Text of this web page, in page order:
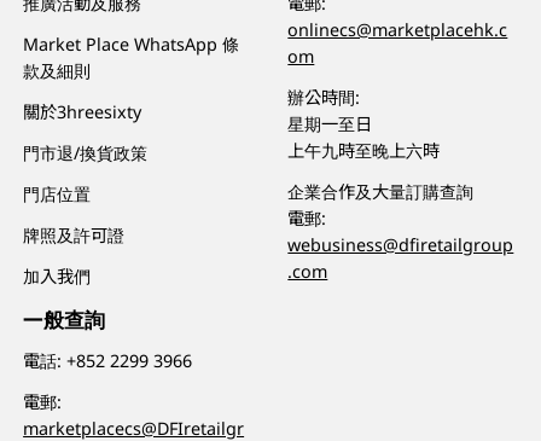
Market Place WhatsApp 條
款及細則
關於3hreesixty
門市退/換貨政策
門店位置
牌照及許可證
加入我們
一般查詢
電話:+852 2299 3966
電郵:
marketplacecs@DFIretailgr
onlinecs@marketplacehk.c
om
辦公時間:
星期一至日
上午九時至晚上六時
企業合作及大量訂購查詢
電郵:
webusiness@dfiretailgroup
.com